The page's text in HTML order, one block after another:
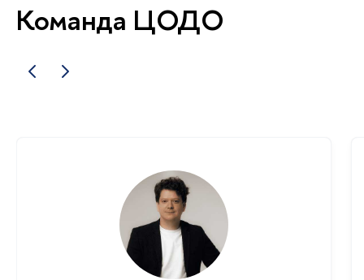
Команда ЦОДО